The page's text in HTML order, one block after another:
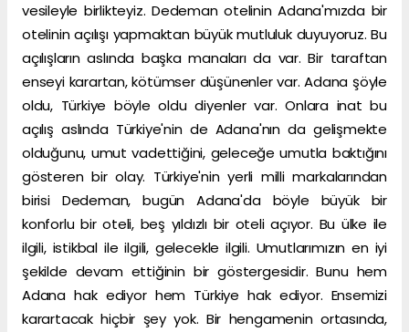
vesileyle birlikteyiz. Dedeman otelinin Adana'mızda bir
otelinin açılışı yapmaktan büyük mutluluk duyuyoruz. Bu
açılışların aslında başka manaları da var. Bir taraftan
enseyi karartan, kötümser düşünenler var. Adana şöyle
oldu, Türkiye böyle oldu diyenler var. Onlara inat bu
açılış aslında Türkiye'nin de Adana'nın da gelişmekte
olduğunu, umut vadettiğini, geleceğe umutla baktığını
gösteren bir olay. Türkiye'nin yerli milli markalarından
birisi Dedeman, bugün Adana'da böyle büyük bir
konforlu bir oteli, beş yıldızlı bir oteli açıyor. Bu ülke ile
ilgili, istikbal ile ilgili, gelecekle ilgili. Umutlarımızın en iyi
şekilde devam ettiğinin bir göstergesidir. Bunu hem
Adana hak ediyor hem Türkiye hak ediyor. Ensemizi
karartacak hiçbir şey yok. Bir hengamenin ortasında,